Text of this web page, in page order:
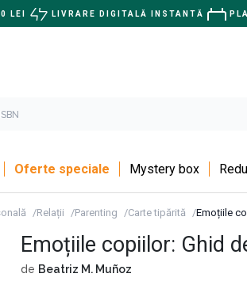
LEI LIVRARE DIGITALĂ INSTANTĂ
Oferte speciale Mystery box
Relații Parenting Carte tipărită Emoțiile
CARTEA CARE TE AJUTĂ SĂ TE
COPILUL TĂU
Emoțiile copiilor: Ghid
de Beatriz M. Muñoz